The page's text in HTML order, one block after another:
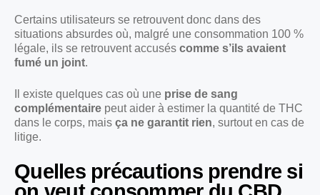
Certains utilisateurs se retrouvent donc dans des
situations absurdes où, malgré une consommation 100 %
légale, ils se retrouvent accusés comme s’ils avaient
fumé un joint.
Il existe quelques cas où une prise de sang
complémentaire peut aider à estimer la quantité de THC
dans le corps, mais ça ne garantit rien, surtout en cas de
litige.
Quelles précautions prendre si